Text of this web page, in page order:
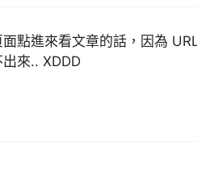
點進來看文章的話，因為
來.. XDDD